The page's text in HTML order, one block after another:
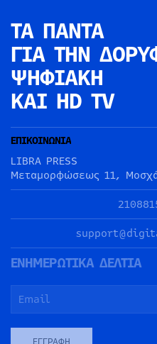
ΤΑ ΠΑΝΤΑ
ΓΙΑ ΤΗΝ
ΨΗΦΙΑΚΗ
ΚΑΙ HD TV
ΕΠΙΚΟΙΝΩΝΙΑ
LIBRA PRESS
Μεταμορφώσεως 11,
ΕΝΗΜΕΡΩΤΙΚΑ ΔΕΛΤΙΑ